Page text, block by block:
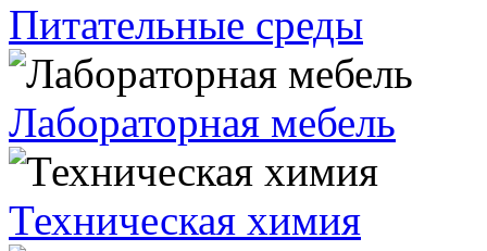
Питательные среды
Лабораторная мебель
Техническая химия